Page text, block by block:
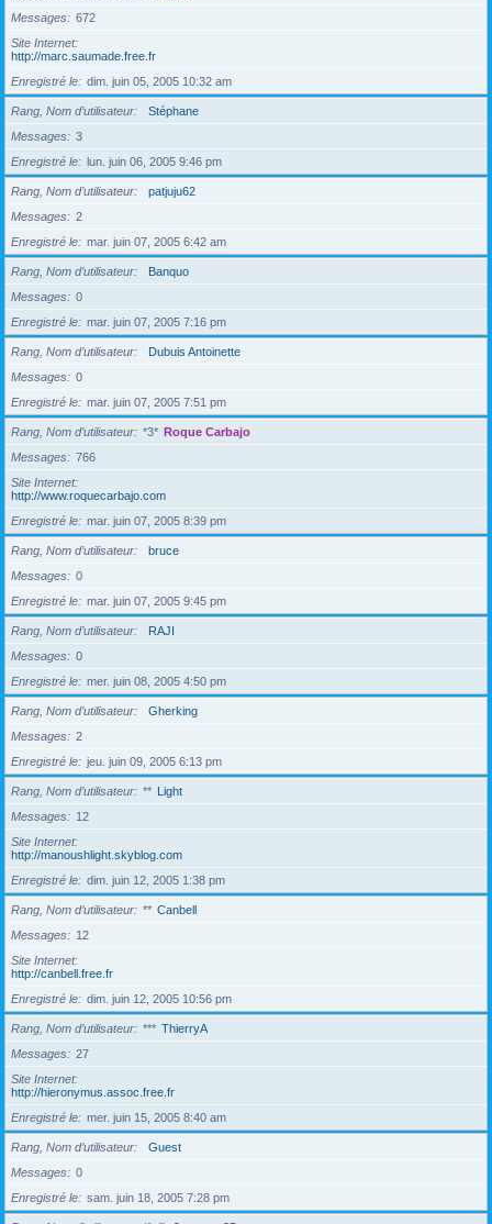
Messages
672
Site Internet
http://marc.saumade.free.fr
Enregistré le
dim. juin 05, 2005 10:32 am
Rang, Nom d’utilisateur
Stéphane
Messages
3
Enregistré le
lun. juin 06, 2005 9:46 pm
Rang, Nom d’utilisateur
patjuju62
Messages
2
Enregistré le
mar. juin 07, 2005 6:42 am
Rang, Nom d’utilisateur
Banquo
Messages
0
Enregistré le
mar. juin 07, 2005 7:16 pm
Rang, Nom d’utilisateur
Dubuis Antoinette
Messages
0
Enregistré le
mar. juin 07, 2005 7:51 pm
Rang, Nom d’utilisateur *3* Roque Carbajo
Messages
766
Site Internet
http://www.roquecarbajo.com
Enregistré le
mar. juin 07, 2005 8:39 pm
Rang, Nom d’utilisateur
bruce
Messages
0
Enregistré le
mar. juin 07, 2005 9:45 pm
Rang, Nom d’utilisateur
RAJI
Messages
0
Enregistré le
mer. juin 08, 2005 4:50 pm
Rang, Nom d’utilisateur
Gherking
Messages
2
Enregistré le
jeu. juin 09, 2005 6:13 pm
Rang, Nom d’utilisateur ** Light
Messages
12
Site Internet
http://manoushlight.skyblog.com
Enregistré le
dim. juin 12, 2005 1:38 pm
Rang, Nom d’utilisateur ** Canbell
Messages
12
Site Internet
http://canbell.free.fr
Enregistré le
dim. juin 12, 2005 10:56 pm
Rang, Nom d’utilisateur *** ThierryA
Messages
27
Site Internet
http://hieronymus.assoc.free.fr
Enregistré le
mer. juin 15, 2005 8:40 am
Rang, Nom d’utilisateur
Guest
Messages
0
Enregistré le
sam. juin 18, 2005 7:28 pm